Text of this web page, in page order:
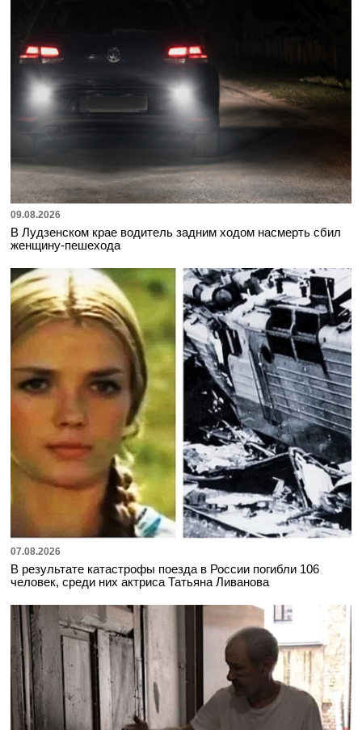
09.08.2026
В Лудзенском крае водитель задним ходом насмерть сбил
женщину-пешехода
07.08.2026
В результате катастрофы поезда в России погибли 106
человек, среди них актриса Татьяна Ливанова